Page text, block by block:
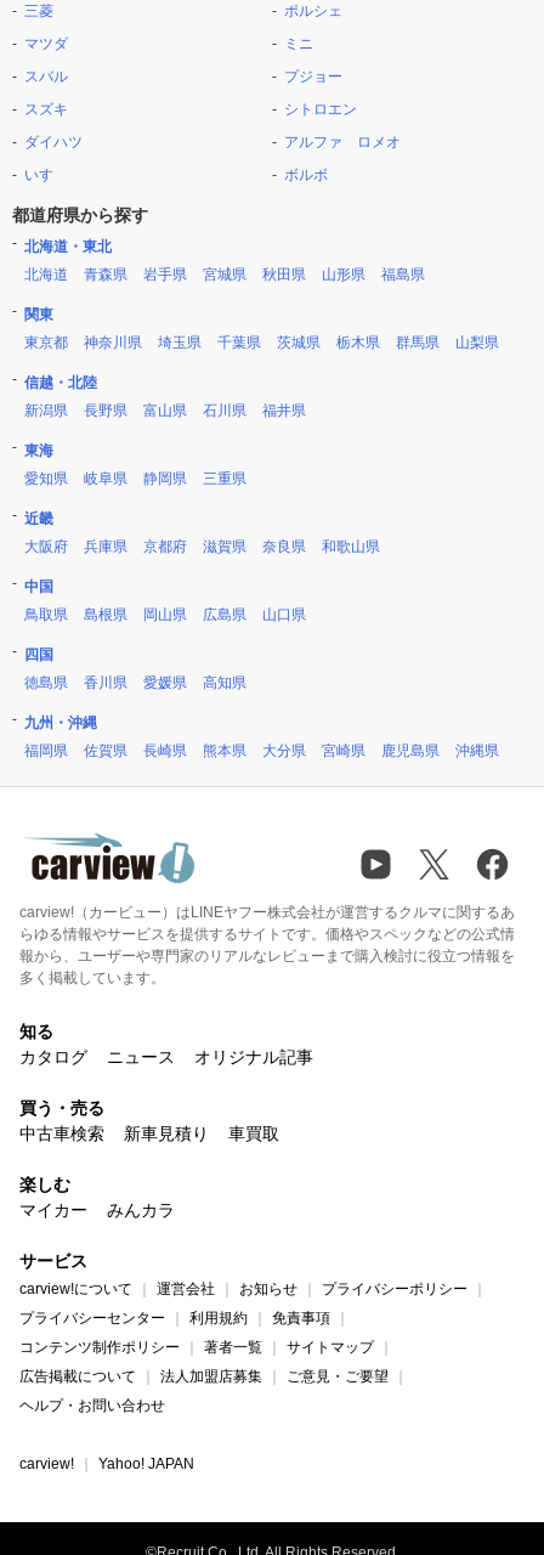
三菱
マツダ
スバル
スズキ
ダイハツ
いすゞ
ポルシェ
ミニ
プジョー
シトロエン
アルファ ロメオ
ボルボ
都道府県から探す
北海道・東北
北海道
青森県 岩手県 宮城県 秋田県 山形県 福島県
関東
東京都
神奈川県 埼玉県 千葉県 茨城県 栃木県 群馬県 山梨県
信越・北陸
新潟県
長野県 富山県 石川県 福井県
東海
愛知県
岐阜県 静岡県 三重県
近畿
大阪府
兵庫県 京都府 滋賀県 奈良県 和歌山県
中国
鳥取県
島根県 岡山県 広島県 山口県
四国
徳島県
香川県 愛媛県 高知県
九州・沖縄
福岡県
佐賀県 長崎県 熊本県 大分県 宮崎県 鹿児島県 沖縄県
carview!（カービュー）はLINEヤフー株式会社が運営するクルマに関するあ
らゆる情報やサービスを提供するサイトです。価格やスペックなどの公式情
報から、ユーザーや専門家のリアルなレビューまで購入検討に役立つ情報を
多く掲載しています。
知る
カタログ
ニュース オリジナル記事
買う・売る
中古車検索
新車見積り 車買取
楽しむ
マイカー
みんカラ
サービス
carview!について 運営会社 お知らせ
プライバシーポリシー
プライバシーセンター
利用規約
免責事項
コンテンツ制作ポリシー
著者一覧
サイトマップ
広告掲載について
法人加盟店募集
ご意見・ご要望
ヘルプ・お問い合わせ
carview! Yahoo! JAPAN